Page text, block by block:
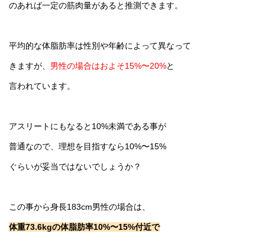
のあれば一定の筋肉量があると推測できます。
平均的な体脂肪率は性別や年齢によって異なって
きますが、 男性の場合はおよそ15%〜20%と
言われています。
アスリートにもなると10%未満である事が
普通なので、理想を目指すなら10%〜15%
ぐらいが妥当ではないでしょうか？
この事から身長183cm男性の場合は、
体重73.6kgの体脂肪率10%〜15%付近で